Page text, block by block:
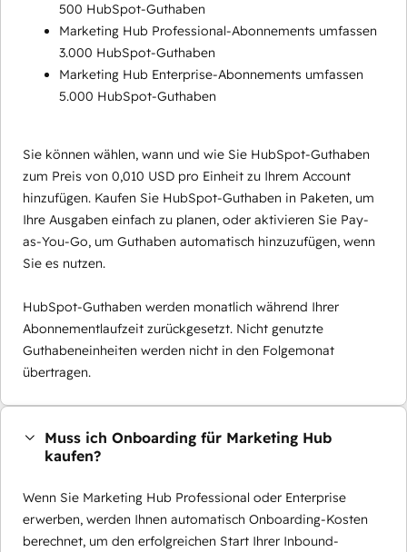
500 HubSpot-Guthaben
Marketing Hub Professional-Abonnements umfassen
3.000 HubSpot-Guthaben
Marketing Hub Enterprise-Abonnements umfassen
5.000 HubSpot-Guthaben
Sie können wählen, wann und wie Sie HubSpot-Guthaben
zum Preis von 0,010 USD pro Einheit zu Ihrem Account
hinzufügen. Kaufen Sie HubSpot-Guthaben in Paketen, um
Ihre Ausgaben einfach zu planen, oder aktivieren Sie Pay-
as-You-Go, um Guthaben automatisch hinzuzufügen, wenn
Sie es nutzen.
HubSpot-Guthaben werden monatlich während Ihrer
Abonnementlaufzeit zurückgesetzt. Nicht genutzte
Guthabeneinheiten werden nicht in den Folgemonat
übertragen.
Muss ich Onboarding für Marketing Hub
kaufen?
Wenn Sie Marketing Hub Professional oder Enterprise
erwerben, werden Ihnen automatisch Onboarding-Kosten
berechnet, um den erfolgreichen Start Ihrer Inbound-